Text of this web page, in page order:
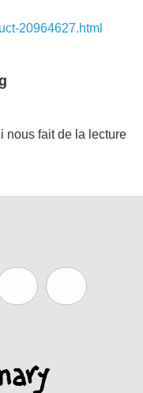
20964627.html
nous fait de la lecture